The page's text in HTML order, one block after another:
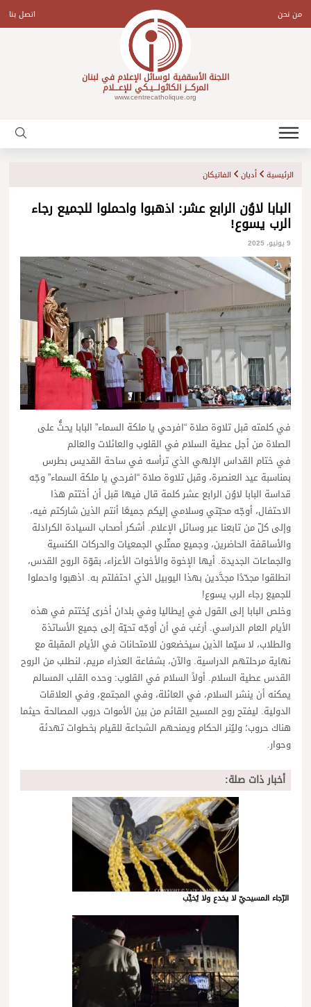
contentمن نحن اتصل بنا
اللجنة الأسقفية لوسائل الإعلام في لبنان
المركـــز الكاثولـــيـكي للإعـــلام
www.centrecatholique.org
الرئيسية أديان الفاتيكان
البابا لاوُن الرابع عشر: اذهبوا واحملوا للجميع رجاء
الرب يسوع!
9 يونيو، 2025
في كلمته قبل تلاوة صلاة “افرحي يا ملكة السماء” البابا يحثُّ على
الصلاة من أجل عطية السلام في القلوب والعائلات والعالم
في ختام القداس الإلهي الذي ترأسه في ساحة القديس بطرس
بمناسبة عيد العنصرة، وقبل تلاوة صلاة “افرحي يا ملكة السماء” وجّه
قداسة البابا لاوُن الرابع عشر كلمة قال فيها قبل أن أختتم هذا
الاحتفال، أوجّه محبّتي وسلامي إليكم جميعًا أنتم الذين شاركتم فيه،
وإلى كلّ من تابعنا عبر وسائل الإعلام. أشكر أصحاب السيادة الكرادلة
والأساقفة الحاضرين، وجميع ممثّلي الجمعيات والحركات الكنسية
والجماعات الجديدة. أيها الإخوة والأخوات الأعزاء، بقوّة الروح القدس،
انطلقوا مجدّدًا مجدَّدين بهذا اليوبيل الذي احتفلتم به. اذهبوا واحملوا
للجميع رجاء الرب يسوع!
وخلص البابا إلى القول في إيطاليا وفي بلدان أخرى يُختتم في هذه
الأيام العام الدراسي. أرغب في أن أوجّه تحيّة إلى جميع الأساتذة
والطلاب، لا سيّما الذين سيخضعون للامتحانات في الأيام المقبلة مع
نهاية مرحلتهم الدراسية. والآن، بشفاعة العذراء مريم، لنطلب من الروح
القدس عطية السلام. أولاً السلام في القلوب: وحده القلب المسالم
يمكنه أن ينشر السلام، في العائلة، وفي المجتمع، وفي العلاقات
الدولية. ليفتح روح المسيح القائم من بين الأموات دروب المصالحة حيثما
هناك حروب؛ وليُنر الحكام ويمنحهم الشجاعة للقيام بخطوات تهدئة
وحوار.
أخبار ذات صلة:
الرّجاء المسيحيّ لا يخدع ولا يُخيِّب